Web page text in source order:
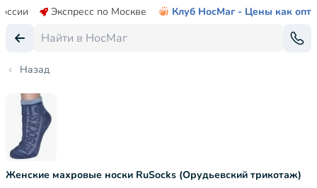
Экспресс по Москве Клуб НосМаг - Цены как опт
Назад
Женские махровые носки RuSocks (Орудьевский трикотаж)